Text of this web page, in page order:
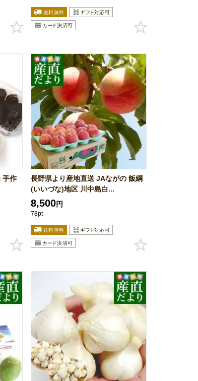
手作
長野県より産地直送 JAながの 飯綱
(いいづな)地区 川中島白...
8,500円
78pt